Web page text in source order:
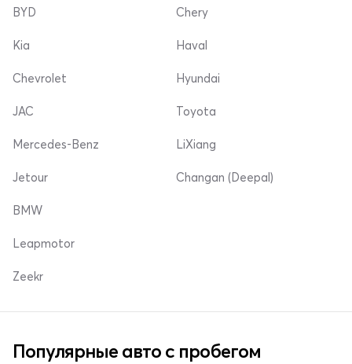
BYD
Kia
Chevrolet
Chery
Haval
Hyundai
JAC
Mercedes-Benz
Jetour
Toyota
LiXiang
Changan (Deepal)
BMW
Leapmotor
Zeekr
Популярные авто с пробегом